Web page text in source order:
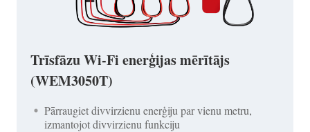
Trīsfāzu Wi-Fi enerģijas mērītājs
(WEM3050T)
Pārraugiet divvirzienu enerģiju par vienu metru,
izmantojot divvirzienu funkciju